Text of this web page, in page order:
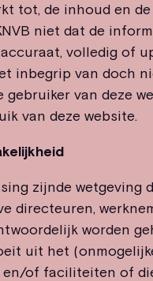
tot, de inhoud en
niet dat de
volledig of
inbegrip van doch
gebruiker van deze
van deze website.
zijnde wetgeving
directeuren,
worden
uit het
of faciliteiten of